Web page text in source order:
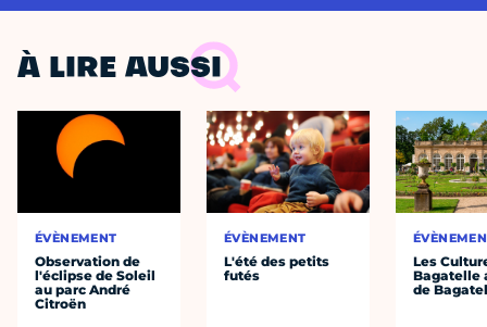
À LIRE AUSSI
ÉVÈNEMENT
Observation de
l'éclipse de Soleil
au parc André
Citroën
ÉVÈNEMENT
L'été des petits
futés
Les
Bagatelle
de